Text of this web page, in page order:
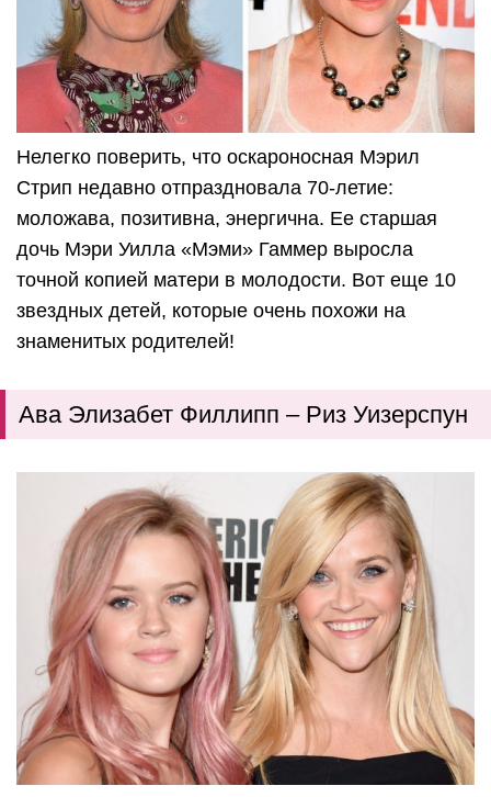
Нелегко поверить, что оскароносная Мэрил
Стрип недавно отпраздновала 70-летие:
моложава, позитивна, энергична. Ее старшая
дочь Мэри Уилла «Мэми» Гаммер выросла
точной копией матери в молодости. Вот еще 10
звездных детей, которые очень похожи на
знаменитых родителей!
Ава Элизабет Филлипп – Риз Уизерспун